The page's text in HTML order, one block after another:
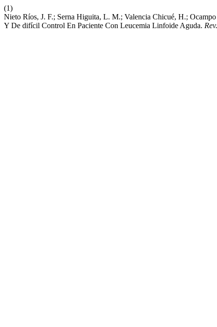
(1)
Nieto Ríos, J. F.; Serna Higuita, L. M.; Valencia Chicué, H.;
Y De difícil Control En Paciente Con Leucemia Linfoide Aguda.